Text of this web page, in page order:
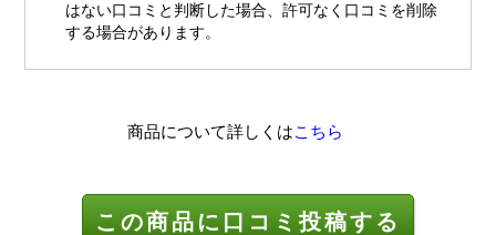
はない口コミと判断した場合、許可なく口コミを削除
する場合があります。
商品について詳しくはこちら
この商品に口コミ投稿する